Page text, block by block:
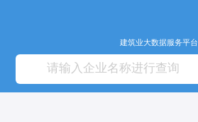
建筑业大数据服务平台